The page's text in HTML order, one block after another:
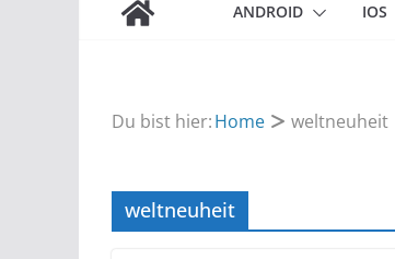
ANDROID IOS
Du bist hier:Home weltneuheit
weltneuheit